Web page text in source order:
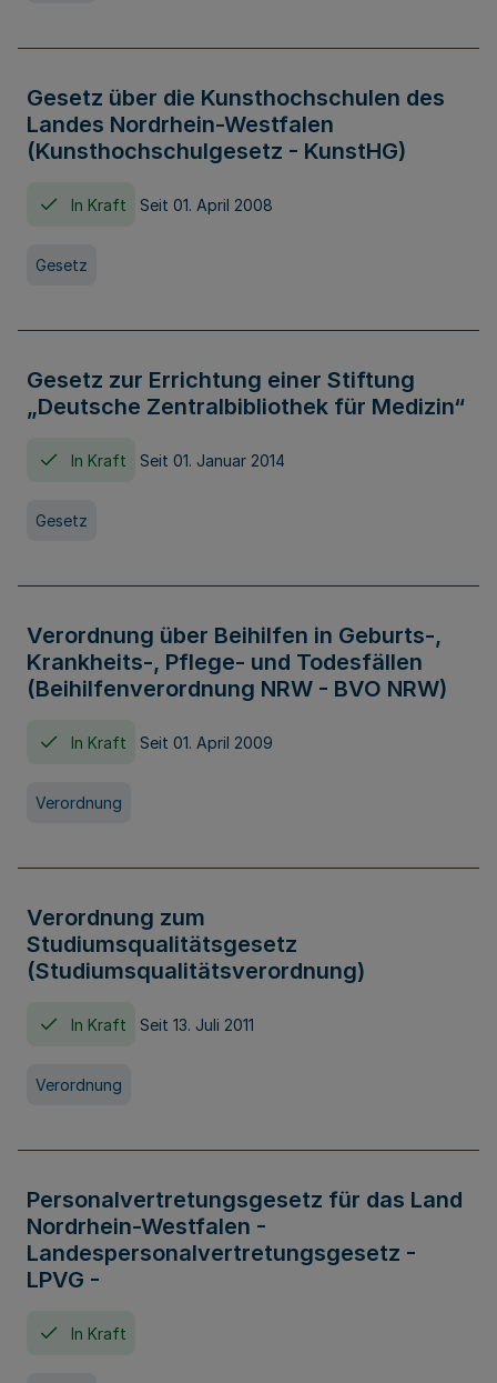
Gesetz über die Kunsthochschulen des
Landes Nordrhein-Westfalen
(Kunsthochschulgesetz - KunstHG)
In Kraft Seit 01. April 2008
Gesetz
Gesetz zur Errichtung einer Stiftung
„Deutsche Zentralbibliothek für Medizin“
In Kraft Seit 01. Januar 2014
Gesetz
Verordnung über Beihilfen in Geburts-,
Krankheits-, Pflege- und Todesfällen
(Beihilfenverordnung NRW - BVO NRW)
In Kraft Seit 01. April 2009
Verordnung
Verordnung zum
Studiumsqualitätsgesetz
(Studiumsqualitätsverordnung)
In Kraft Seit 13. Juli 2011
Verordnung
Personalvertretungsgesetz für das Land
Nordrhein-Westfalen -
Landespersonalvertretungsgesetz -
LPVG -
In Kraft